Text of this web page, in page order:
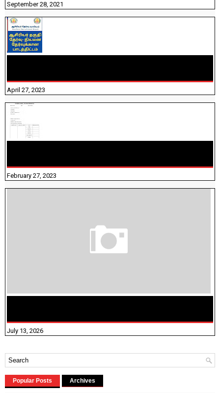
September 28, 2021
April 27, 2023
February 27, 2023
July 13, 2026
Popular Posts Archives